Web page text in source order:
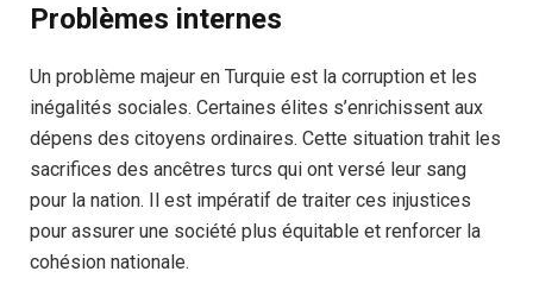
Problèmes internes
Un problème majeur en Turquie est la corruption et les
inégalités sociales. Certaines élites s’enrichissent aux
dépens des citoyens ordinaires. Cette situation trahit les
sacrifices des ancêtres turcs qui ont versé leur sang
pour la nation. Il est impératif de traiter ces injustices
pour assurer une société plus équitable et renforcer la
cohésion nationale.